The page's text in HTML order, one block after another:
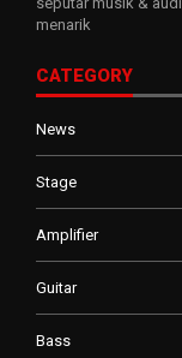
menarik
CATEGORY
News
Stage
Amplifier
Guitar
Bass